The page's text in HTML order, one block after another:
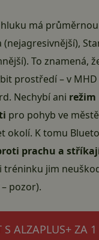
má
To znamená,
prostředí – v
Nechybí ani režim
pro pohyb ve
okolí. K tomu
prachu a
tréninku jim
pozor).
S ALZAPLUS+ ZA